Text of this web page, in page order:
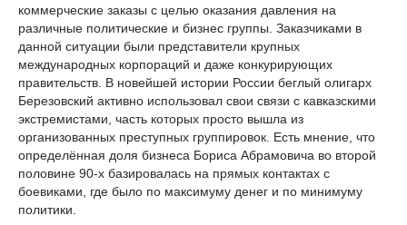
коммерческие заказы с целью оказания давления на
различные политические и бизнес группы. Заказчиками в
данной ситуации были представители крупных
международных корпораций и даже конкурирующих
правительств. В новейшей истории России беглый олигарх
Березовский активно использовал свои связи с кавказскими
экстремистами, часть которых просто вышла из
организованных преступных группировок. Есть мнение, что
определённая доля бизнеса Бориса Абрамовича во второй
половине 90-х базировалась на прямых контактах с
боевиками, где было по максимуму денег и по минимуму
политики.